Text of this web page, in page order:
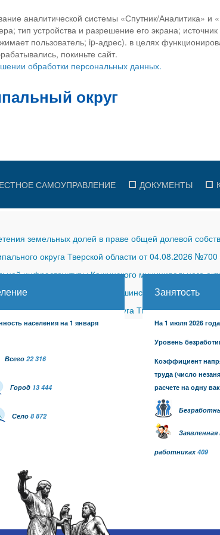
аналитической системы «Спутник/Аналитика»
тип устройства и разрешение его экрана;
пользователь; ip-адрес). в целях
покиньте сайт.
обработки персональных данных.
САМОУПРАВЛЕНИЕ ДОКУМЕНТЫ
земельных долей в праве общей долевой
округа Тверской области от 04.08.2026 №700
инфраструктуры Кашинского муниципального
сельского поселения Кашинского района (с
муниципального округа Тверской области
населения на 1 января
Всего 22 316
Город 13 444
Село 8 872
Занятость
На 1 июля 2026 года
Уровень
Коэффициент
труда(число
расчете на одну
работниках409